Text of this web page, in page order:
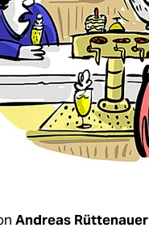
Andreas Rüttenauer